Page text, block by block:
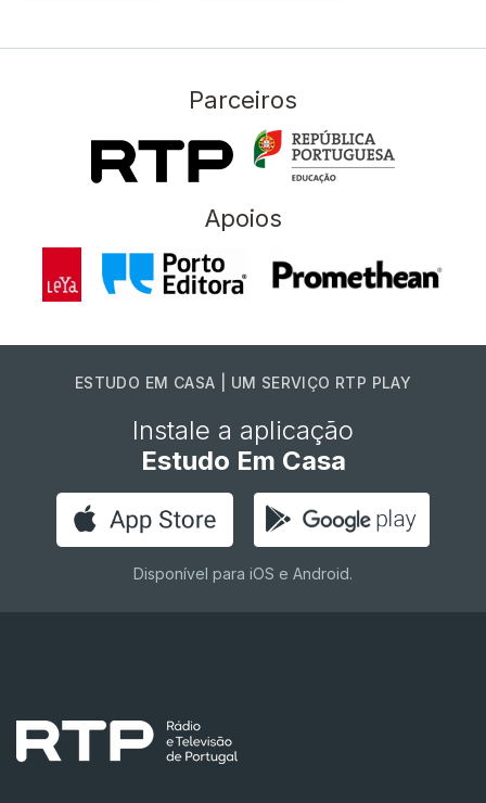
Parceiros
Apoios
ESTUDO EM CASA | UM SERVIÇO RTP PLAY
Instale a aplicação
Estudo Em Casa
Disponível para iOS e Android.